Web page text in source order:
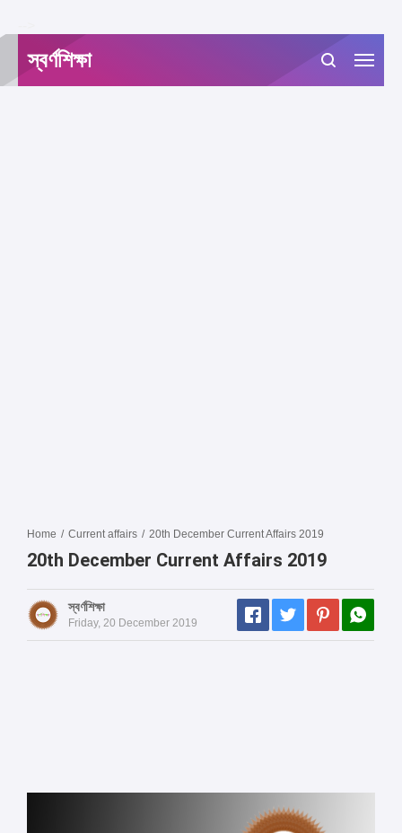
স্বর্ণশিক্ষা
Home / Current affairs / 20th December Current Affairs 2019
20th December Current Affairs 2019
স্বর্ণশিক্ষা
Friday, 20 December 2019